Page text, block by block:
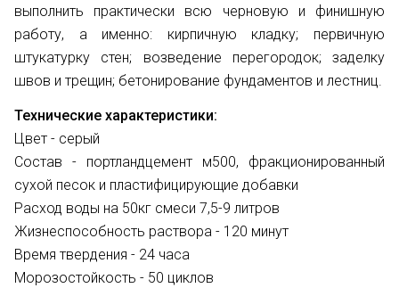
выполнить практически всю черновую и финишную
работу, а именно: кирпичную кладку; первичную
штукатурку стен; возведение перегородок; заделку
швов и трещин; бетонирование фундаментов и лестниц.
Технические характеристики:
Цвет - серый
Состав - портландцемент м500, фракционированный
сухой песок и пластифицирующие добавки
Расход воды на 50кг смеси 7,5-9 литров
Жизнеспособность раствора - 120 минут
Время твердения - 24 часа
Морозостойкость - 50 циклов